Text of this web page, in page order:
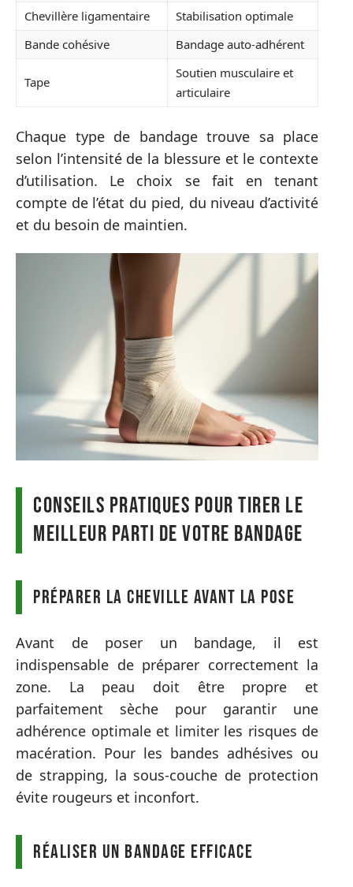
Chevillère ligamentaire
Stabilisation optimale
Bande cohésive
Bandage auto-adhérent
Tape
Soutien musculaire et
articulaire
Chaque type de bandage trouve sa place
selon l’intensité de la blessure et le contexte
d’utilisation. Le choix se fait en tenant
compte de l’état du pied, du niveau d’activité
et du besoin de maintien.
Conseils pratiques pour tirer le
meilleur parti de votre bandage
Préparer la cheville avant la pose
Avant de poser un bandage, il est
indispensable de préparer correctement la
zone. La peau doit être propre et
parfaitement sèche pour garantir une
adhérence optimale et limiter les risques de
macération. Pour les bandes adhésives ou
de strapping, la sous-couche de protection
évite rougeurs et inconfort.
Réaliser un bandage efficace